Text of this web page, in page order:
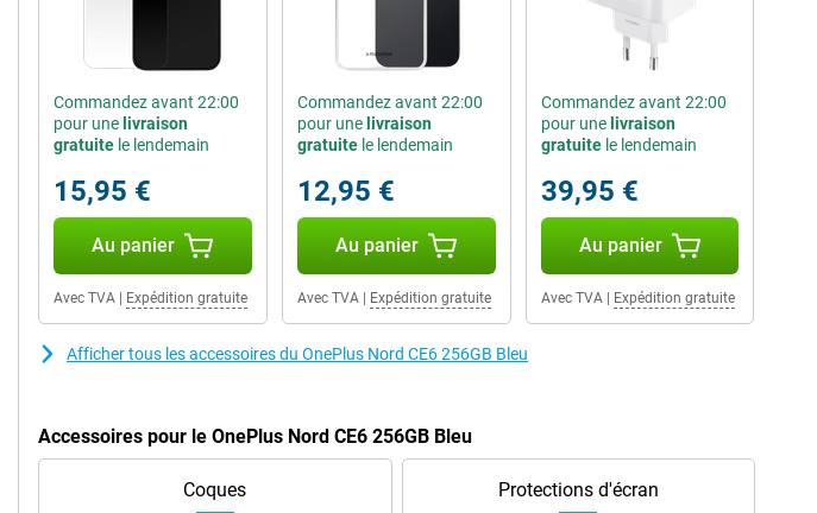
Commandez avant 22:00
pour une livraison
gratuite le lendemain
15,95 €
Au panier
Avec TVA Expédition gratuite
Commandez avant 22:00
pour une livraison
gratuitele lendemain
12,95 €
Au panier
Avec TVA| Expédition gratuite
Commandez avant 22:00
pour une livraison
gratuitele lendemain
39,95 €
Au panier
Avec TVA| Expédition gratuite
Afficher tous les accessoires du OnePlus Nord CE6 256GB Bleu
Accessoires pour le OnePlus Nord CE6 256GB Bleu
Coques Protections d'écran